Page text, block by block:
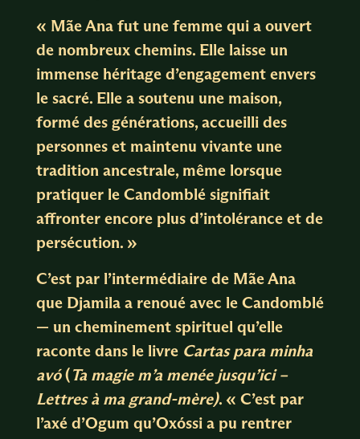
« Mãe Ana fut une femme qui a ouvert
de nombreux chemins. Elle laisse un
immense héritage d’engagement envers
le sacré. Elle a soutenu une maison,
formé des générations, accueilli des
personnes et maintenu vivante une
tradition ancestrale, même lorsque
pratiquer le Candomblé signifiait
affronter encore plus d’intolérance et de
persécution. »
C’est par l’intermédiaire de Mãe Ana
que Djamila a renoué avec le Candomblé
— un cheminement spirituel qu’elle
raconte dans le livre Cartas para minha
avó(Ta magie m’a menée jusqu’ici –
Lettres à ma grand-mère). « C’est par
l’axé d’Ogum qu’Oxóssi a pu rentrer